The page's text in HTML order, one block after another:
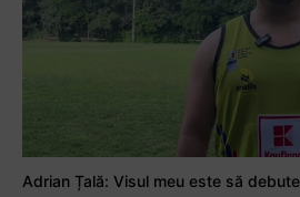
Adrian Țală: Visul meu este să